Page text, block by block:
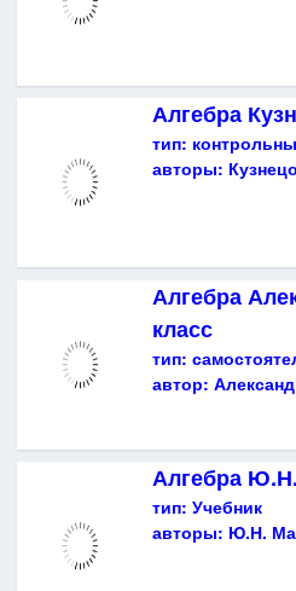
Алгебра
тип:
авторы:
Алгебра
класс
тип:
автор:
Алгебра
тип: Учебник
авторы: Ю.Н.